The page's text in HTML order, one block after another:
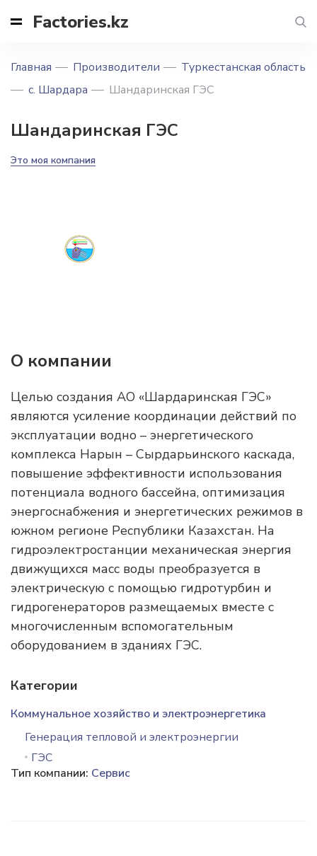
Factories.kz
Главная Производители
Туркестанская область
с. Шардара
Шандаринская ГЭС
Шандаринская ГЭС
Это моя компания
О компании
Целью создания АО «Шардаринская ГЭС»
являются усиление координации действий по
эксплуатации водно – энергетического
комплекса Нарын – Сырдарьинского каскада,
повышение эффективности использования
потенциала водного бассейна, оптимизация
энергоснабжения и энергетических режимов в
южном регионе Республики Казахстан. На
гидроэлектростанции механическая энергия
движущихся масс воды преобразуется в
электрическую с помощью гидротурбин и
гидрогенераторов размещаемых вместе с
многочисленным вспомогательным
оборудованием в зданиях ГЭС.
Категории
Коммунальное хозяйство и электроэнергетика
Генерация тепловой и электроэнергии
ГЭС
Тип компании: Сервис